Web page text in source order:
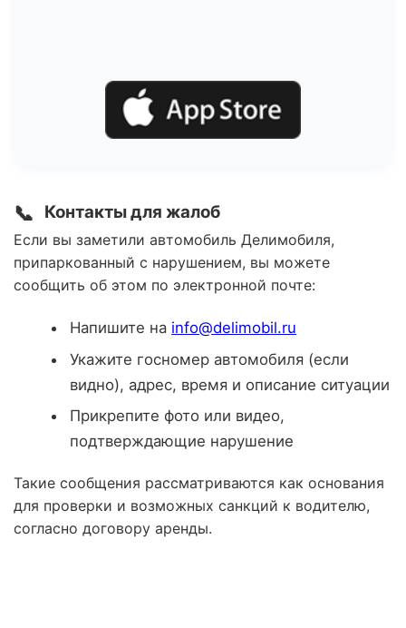
📞 Контакты для жалоб
Если вы заметили автомобиль Делимобиля,
припаркованный с нарушением, вы можете
сообщить об этом по электронной почте:
Напишите на info@delimobil.ru
Укажите госномер автомобиля (если
видно), адрес, время и описание ситуации
Прикрепите фото или видео,
подтверждающие нарушение
Такие сообщения рассматриваются как основания
для проверки и возможных санкций к водителю,
согласно договору аренды.